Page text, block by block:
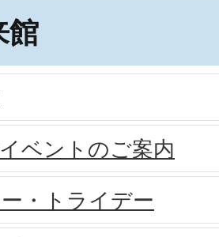
館
ベントのご案内
・トライデー